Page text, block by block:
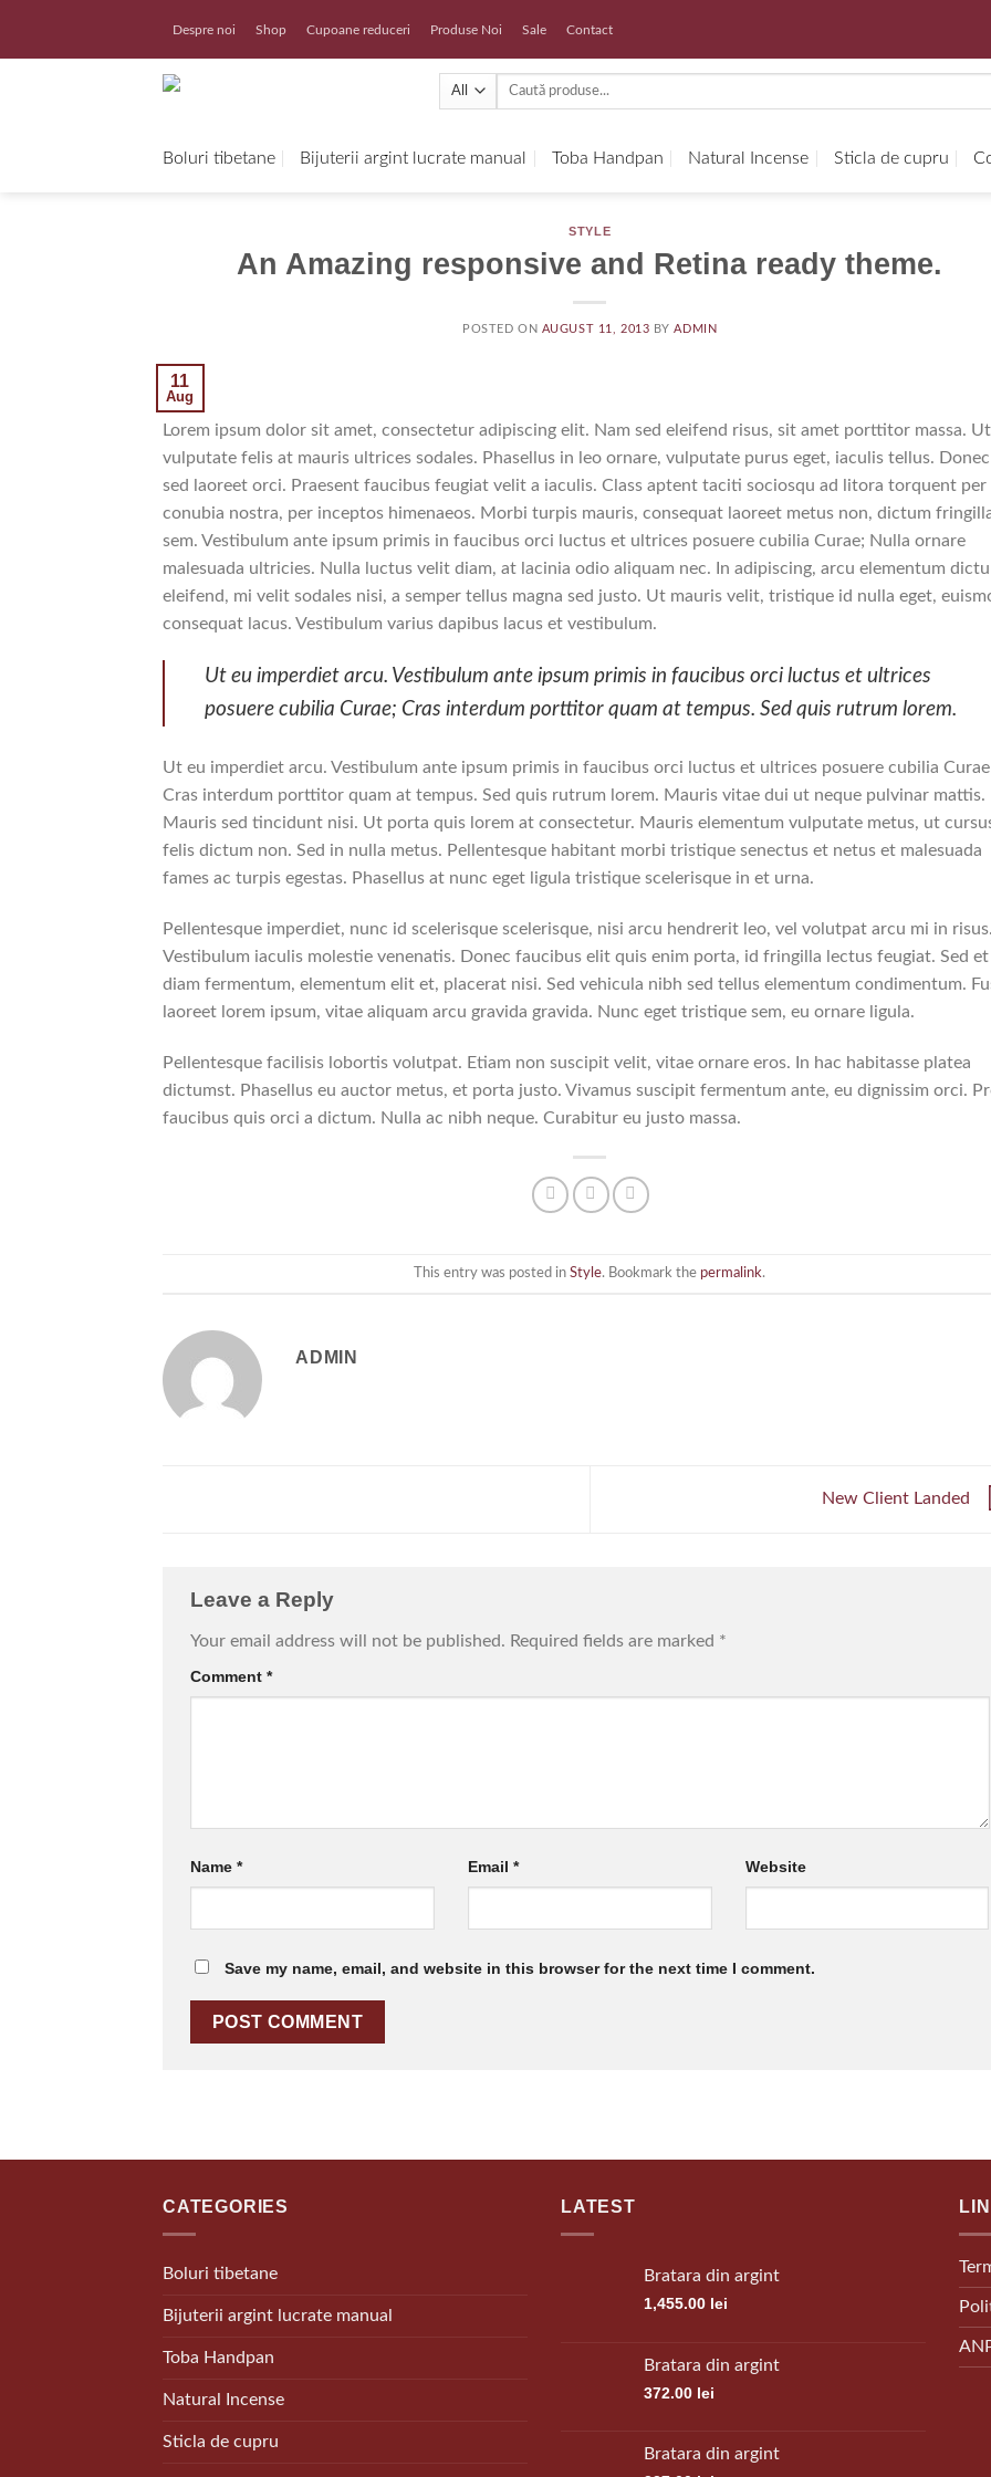
Despre noi Shop Cupoane reduceri Produse Noi Sale Contact
Search
Boluri tibetane Bijuterii argint lucrate manual Toba Handpan Natural Incense Sticla de cupru
STYLE
An Amazing responsive and Retina ready theme.
POSTED ON AUGUST 11, 2013 BYADMIN
11
Aug
Lorem ipsum dolor sit amet, consectetur adipiscing elit. Nam sed eleifend risus, sit amet porttitor massa. Ut
vulputate felis at mauris ultrices sodales. Phasellus in leo ornare, vulputate purus eget, iaculis tellus. Donec
sed laoreet orci. Praesent faucibus feugiat velit a iaculis. Class aptent taciti sociosqu ad litora torquent per
conubia nostra, per inceptos himenaeos. Morbi turpis mauris, consequat laoreet metus non, dictum
sem. Vestibulum ante ipsum primis in faucibus orci luctus et ultrices posuere cubilia Curae; Nulla ornare
malesuada ultricies. Nulla luctus velit diam, at lacinia odio aliquam nec. In adipiscing, arcu elementum
eleifend, mi velit sodales nisi, a semper tellus magna sed justo. Ut mauris velit, tristique id nulla eget,
consequat lacus. Vestibulum varius dapibus lacus et vestibulum.
Ut eu imperdiet arcu. Vestibulum ante ipsum primis in faucibus orci luctus et ultrices
posuere cubilia Curae; Cras interdum porttitor quam at tempus. Sed quis rutrum lorem.
Ut eu imperdiet arcu. Vestibulum ante ipsum primis in faucibus orci luctus et ultrices posuere cubilia
Cras interdum porttitor quam at tempus. Sed quis rutrum lorem. Mauris vitae dui ut neque pulvinar mattis.
Mauris sed tincidunt nisi. Ut porta quis lorem at consectetur. Mauris elementum vulputate metus, ut
felis dictum non. Sed in nulla metus. Pellentesque habitant morbi tristique senectus et netus et malesuada
fames ac turpis egestas. Phasellus at nunc eget ligula tristique scelerisque in et urna.
Pellentesque imperdiet, nunc id scelerisque scelerisque, nisi arcu hendrerit leo, vel volutpat arcu mi in
Vestibulum iaculis molestie venenatis. Donec faucibus elit quis enim porta, id fringilla lectus feugiat. Sed et
diam fermentum, elementum elit et, placerat nisi. Sed vehicula nibh sed tellus elementum condimentum.
laoreet lorem ipsum, vitae aliquam arcu gravida gravida. Nunc eget tristique sem, eu ornare ligula.
Pellentesque facilisis lobortis volutpat. Etiam non suscipit velit, vitae ornare eros. In hac habitasse platea
dictumst. Phasellus eu auctor metus, et porta justo. Vivamus suscipit fermentum ante, eu dignissim orci.
faucibus quis orci a dictum. Nulla ac nibh neque. Curabitur eu justo massa.
This entry was posted inStyle. Bookmark the permalink.
ADMIN
New Client Landed
Leave a Reply
Your email address will not be published. Required fields are marked *
Comment *
Name * Email * Website
Save my name, email, and website in this browser for the next time I comment.
CATEGORIES
Boluri tibetane
Bijuterii argint lucrate manual
Toba Handpan
Natural Incense
Sticla de cupru
LATEST
Bratara din argint
1,455.00 lei
Bratara din argint
372.00 lei
Bratara din argint